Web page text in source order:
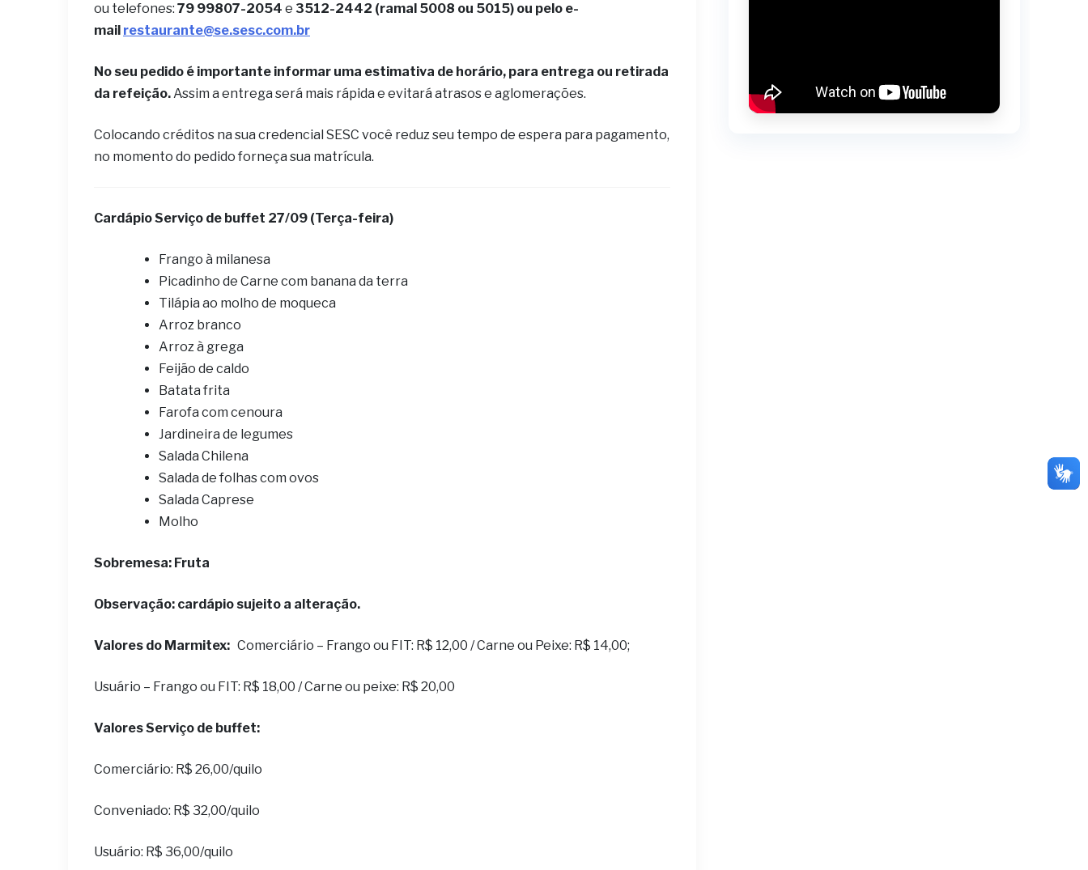
ou telefones: 79 99807-2054 e 3512-2442 (ramal 5008 ou 5015) ou pelo e-
mail restaurante@se.sesc.com.br
No seu pedido é importante informar uma estimativa de horário, para entrega ou retirada
da refeição.Assim a entrega será mais rápida e evitará atrasos e aglomerações.
Colocando créditos na sua credencial SESC você reduz seu tempo de espera para pagamento,
no momento do pedido forneça sua matrícula.
Cardápio ​Serviço de buffet 27/09 (Terça-feira)
Frango à milanesa
Picadinho de Carne com banana da terra
Tilápia ao molho de moqueca
Arroz branco
Arroz à grega
Feijão de caldo
Batata frita
Farofa com cenoura
Jardineira de legumes
Salada Chilena
Salada de folhas com ovos
Salada Caprese
Molho
Sobremesa: Fruta
Observação: cardápio sujeito a alteração.
Valores do Marmitex: Comerciário – Frango ou FIT: R$ 12,00 / Carne ou Peixe: R$ 14,00;
Usuário – Frango ou FIT: R$ 18,00 / Carne ou peixe: R$ 20,00
Valores Serviço de buffet:
Comerciário: R$ 26,00/quilo
Conveniado: R$ 32,00/quilo
Usuário: R$ 36,00/quilo